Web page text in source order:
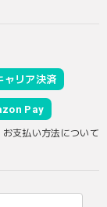
ャリア決済
Pay
お支払い方法について